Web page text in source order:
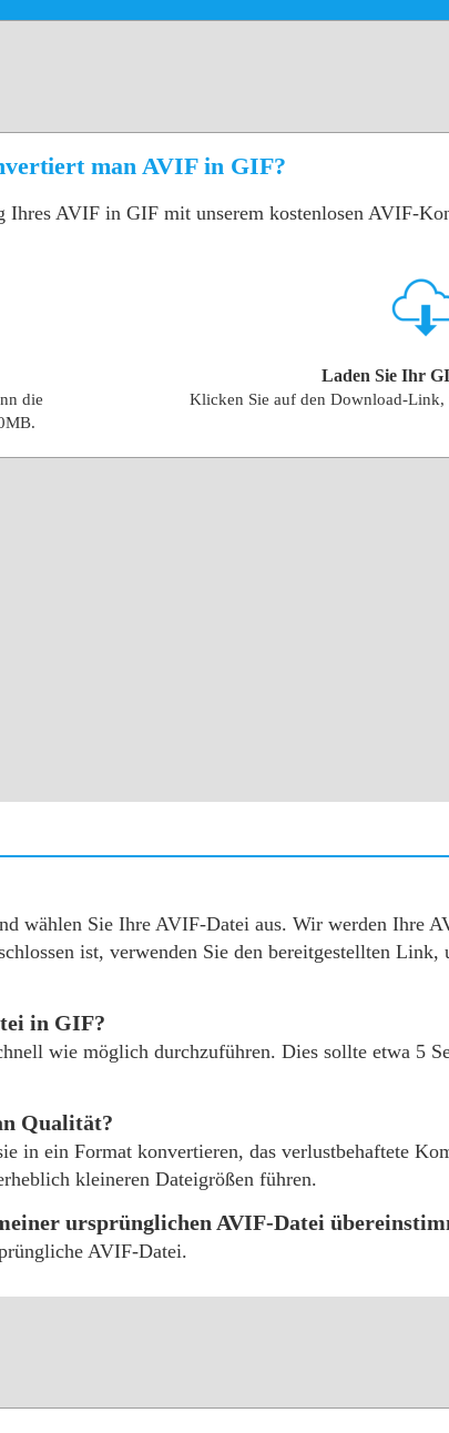
man AVIF in GIF?
AVIF in GIF mit unserem kostenlosen AVIF-
die
Laden Sie Ihr
Klicken Sie auf den Download-Link,
wählen Sie Ihre AVIF-Datei aus. Wir werden Ihre
ist, verwenden Sie den bereitgestellten
in GIF?
wie möglich durchzuführen. Dies sollte etwa 5
Qualität?
in ein Format konvertieren, das verlustbehaftete
kleineren Dateigrößen führen.
ursprünglichen AVIF-Datei
AVIF-Datei.